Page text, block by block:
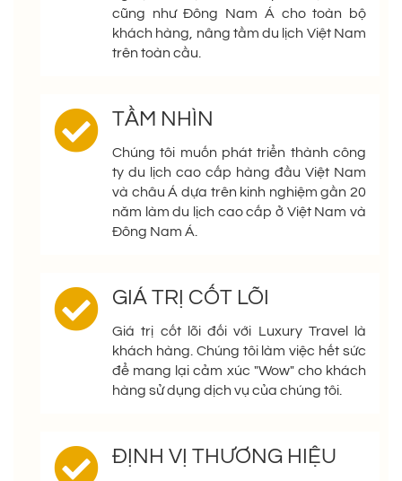
cũng như Đông Nam Á cho toàn bộ
khách hàng, nâng tầm du lịch Việt Nam
trên toàn cầu.
TẦM NHÌN
Chúng tôi muốn phát triển thành công
ty du lịch cao cấp hàng đầu Việt Nam
và châu Á dựa trên kinh nghiệm gần 20
năm làm du lịch cao cấp ở Việt Nam và
Đông Nam Á.
GIÁ TRỊ CỐT LÕI
Giá trị cốt lõi đối với Luxury Travel là
khách hàng. Chúng tôi làm việc hết sức
để mang lại cảm xúc "Wow" cho khách
hàng sử dụng dịch vụ của chúng tôi.
ĐỊNH VỊ THƯƠNG HIỆU